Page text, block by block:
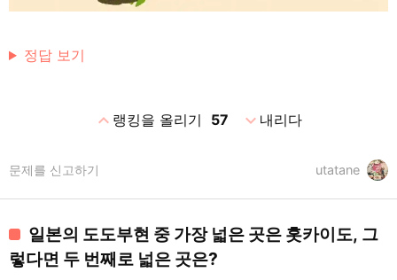
정답 보기
expand_less랭킹을 올리기 57 expand_more내리다
utatane
문제를 신고하기
일본의 도도부현 중 가장 넓은 곳은 홋카이도, 그
렇다면 두 번째로 넓은 곳은?